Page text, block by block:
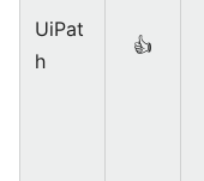
UiPat
h
👍